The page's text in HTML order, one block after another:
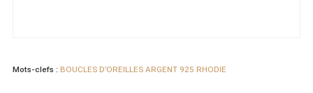
Mots-clefs : BOUCLES D’OREILLES ARGENT 925 RHODIE